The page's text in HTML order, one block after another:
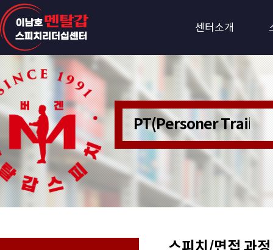
센터소개
PT(Personer